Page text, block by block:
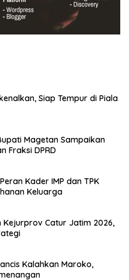
Siap Tempur di Piala
Magetan Sampaikan
Fraksi DPRD
Kader IMP dan TPK
Keluarga
Kejurprov Catur Jatim 2026,
Kalahkan Maroko,